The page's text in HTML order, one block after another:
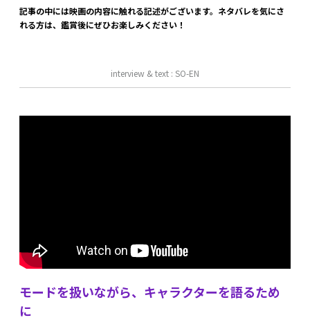
記事の中には映画の内容に触れる記述がございます。ネタバレを気にさ
れる方は、鑑賞後にぜひお楽しみください！
interview & text : SO-EN
モードを扱いながら、キャラクターを語るため
に